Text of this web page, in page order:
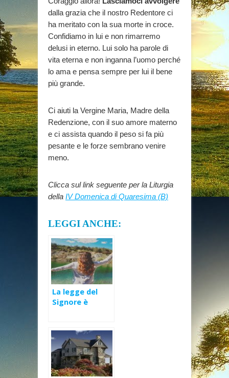
dalla grazia che il nostro Redentore ci
ha meritato con la sua morte in croce.
Confidiamo in lui e non rimarremo
delusi in eterno. Lui solo ha parole di
vita eterna e non inganna l’uomo perché
lo ama e pensa sempre per lui il bene
più grande.
Ci aiuti la Vergine Maria, Madre della
Redenzione, con il suo amore materno
e ci assista quando il peso si fa più
pesante e le forze sembrano venire
meno.
Clicca sul link seguente per la Liturgia
della IV Domenica di Quaresima (B)
LEGGI ANCHE:
La legge del
Signore è
l’anima